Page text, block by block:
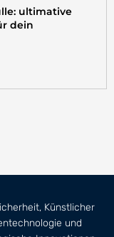
ultimative
dein
Künstlicher
und